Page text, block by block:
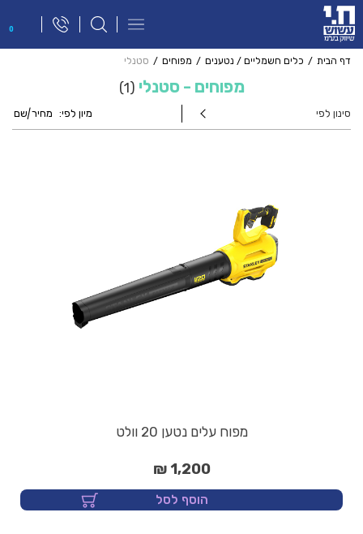
0
פתח
ניווט
דף הבית כלים חשמליים / נטענים מפוחים סטנלי
מפוחים - סטנלי 1
מיון לפי: מחיר|שם סינון לפי
מפוח עלים נטען 20 וולט
1,200 ₪
הוסף לסל